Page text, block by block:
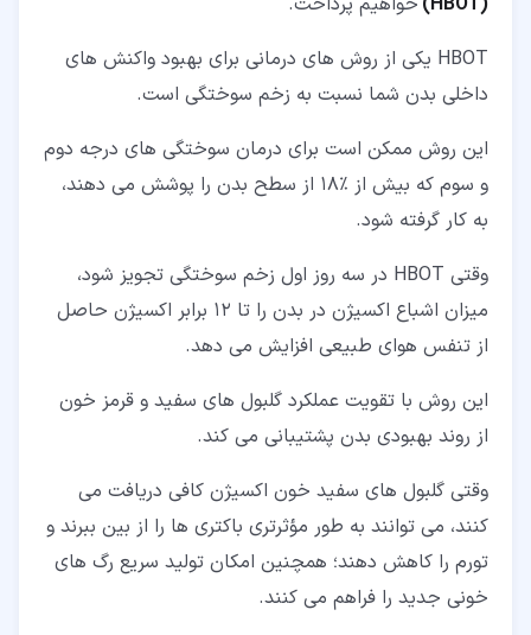
HBOT یکی از روش های درمانی برای بهبود واکنش های
داخلی بدن شما نسبت به زخم سوختگی است.
این روش ممکن است برای درمان سوختگی های درجه دوم
و سوم که بیش از %18 از سطح بدن را پوشش می دهند،
به کار گرفته شود.
وقتی HBOT در سه روز اول زخم سوختگی تجویز شود،
میزان اشباع اکسیژن در بدن را تا 12 برابر اکسیژن حاصل
از تنفس هوای طبیعی افزایش می دهد.
این روش با تقویت عملکرد گلبول های سفید و قرمز خون
از روند بهبودی بدن پشتیبانی می کند.
وقتی گلبول های سفید خون اکسیژن کافی دریافت می
کنند، می توانند به طور مؤثرتری باکتری ها را از بین ببرند و
تورم را کاهش دهند؛ همچنین امکان تولید سریع رگ های
خونی جدید را فراهم می کنند.